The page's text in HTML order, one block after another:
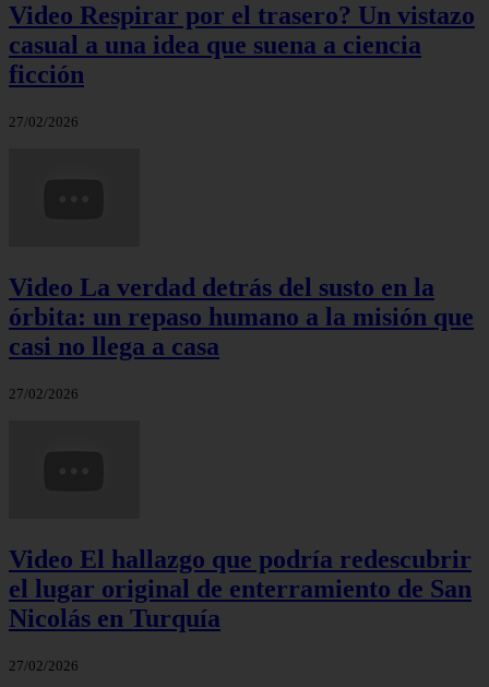
Video Respirar por el trasero? Un vistazo
casual a una idea que suena a ciencia
ficción
27/02/2026
Video La verdad detrás del susto en la
órbita: un repaso humano a la misión que
casi no llega a casa
27/02/2026
Video El hallazgo que podría redescubrir
el lugar original de enterramiento de San
Nicolás en Turquía
27/02/2026